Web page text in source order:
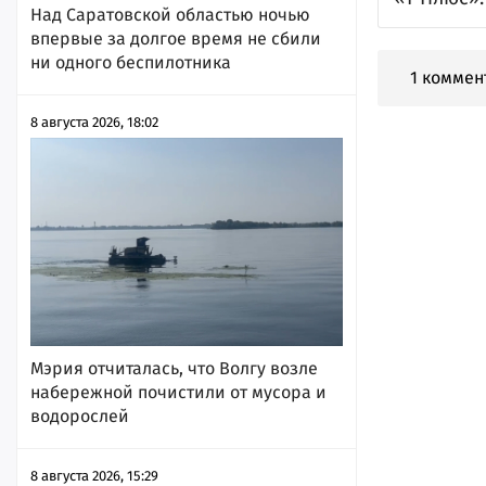
Над Саратовской областью ночью
впервые за долгое время не сбили
ни одного беспилотника
8 августа 2026, 18:02
Мэрия отчиталась, что Волгу возле
набережной почистили от мусора и
водорослей
8 августа 2026, 15:29
1